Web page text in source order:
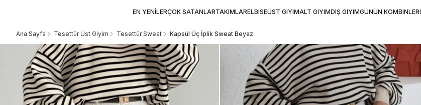
EN YENİLERÇOK SATANLARTAKIMLARELBISEÜST GIYIMALT GIYIMDIŞ GIYIMGÜNÜN KOMBINLERI
Ana Sayfa Tesettür Üst Giyim Tesettür Sweat Kapsül Üç İplik Sweat Beyaz